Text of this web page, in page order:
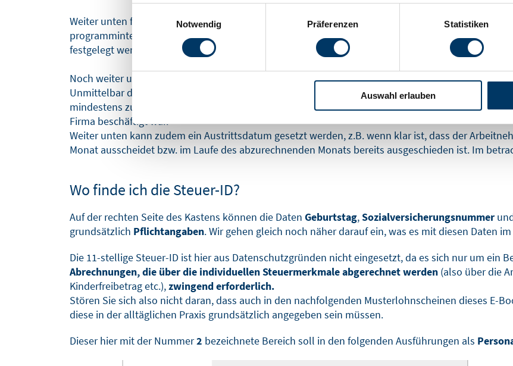
Notwendig
Präferenzen Statistiken
Auswahl erlauben
Weiter unten finden Sie die zuständige, gesetzliche Krankenkasse des Arbeitnehmers (hier:AOK
programminternen Nummer(256)
verschlüsselt. Dies braucht Sie allerdings nicht interessieren,
festgelegt werden kann.
Noch weiter unten finden Sie die Angabe, wann der Arbeitnehmer in die Firma eingetreten ist
Unmittelbar dahinter gibt es die Möglichkeit, einen Letzteintritt
(L-Eintritt)zu setzen. Dies kommt
mindestens zum zweiten Mal bei der Firma anfängt, also demnach in einem bestimmten
Firma beschäftigt war.
Weiter unten kann zudem ein Austrittsdatum gesetzt werden, z.B. wenn klar ist, dass der
Monat ausscheidet bzw. im Laufe des abzurechnenden Monats bereits ausgeschieden ist. Im
Wo finde ich die Steuer-ID?
Auf der rechten Seite des Kastens können die Daten Geburtstag,Sozialversicherungsnummer
grundsätzlich Pflichtangaben. Wir gehen gleich noch näher darauf ein, was es mit diesen Daten
Die 11-stellige Steuer-ID ist hier aus Datenschutzgründen nicht eingesetzt, da es sich nur um ein
Abrechnungen, die über die individuellen Steuermerkmale abgerechnet werden (also über die
Kinderfreibetrag etc.),zwingend erforderlich.
Stören Sie sich also nicht daran, dass auch in den nachfolgenden Musterlohnscheinen dieses E-
diese in der alltäglichen Praxis grundsätzlich angegeben sein müssen.
Dieser hier mit der Nummer2 bezeichnete Bereich soll in den folgenden Ausführungen als